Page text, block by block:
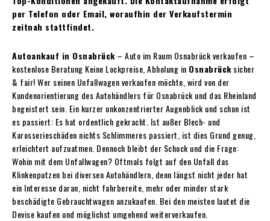
per Telefon oder Email, woraufhin der Verkaufstermin
zeitnah stattfindet.
Autoankauf in Osnabrück– Auto im Raum Osnabrück verkaufen –
kostenlose Beratung Keine Lockpreise, Abholung in Osnabrücksicher
& fair! Wer seinen Unfallwagen verkaufen möchte, wird von der
Kundenorientierung des Autohändlers für Osnabrück und das Rheinland
begeistert sein. Ein kurzer unkonzentrierter Augenblick und schon ist
es passiert: Es hat ordentlich gekracht. Ist außer Blech- und
Karosserieschäden nichts Schlimmeres passiert, ist dies Grund genug,
erleichtert aufzuatmen. Dennoch bleibt der Schock und die Frage:
Wohin mit dem Unfallwagen? Oftmals folgt auf den Unfall das
Klinkenputzen bei diversen Autohändlern, denn längst nicht jeder hat
ein Interesse daran, nicht fahrbereite, mehr oder minder stark
beschädigte Gebrauchtwagen anzukaufen. Bei den meisten lautet die
Devise kaufen und möglichst umgehend weiterverkaufen.